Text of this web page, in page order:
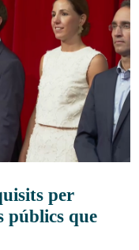
per
públics que